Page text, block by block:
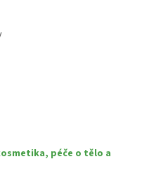
péče o tělo a